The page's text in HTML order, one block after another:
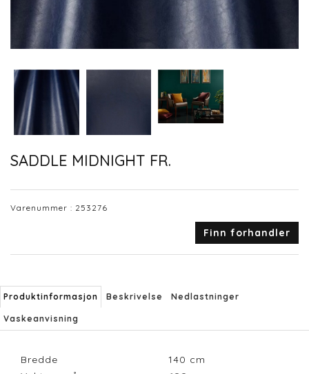
SADDLE MIDNIGHT FR.
Varenummer : 253276
Finn forhandler
Produktinformasjon Beskrivelse Nedlastninger
Vaskeanvisning
Bredde 140 cm